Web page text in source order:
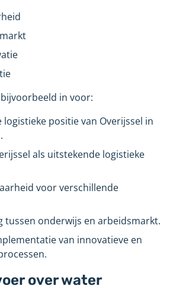
in voor:
positie van Overijssel in
als uitstekende logistieke
voor verschillende
tussen onderwijs en arbeidsmarkt.
van innovatieve en
over water